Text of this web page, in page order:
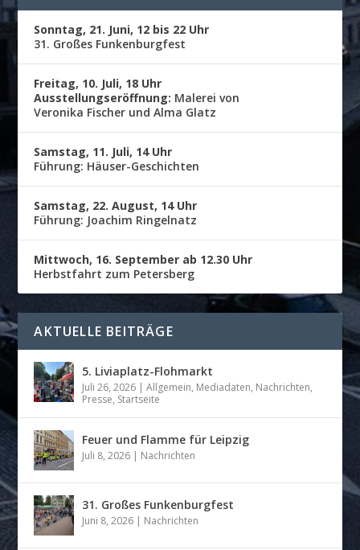
Sonntag, 21. Juni, 12 bis 22 Uhr
31. Großes Funkenburgfest
Freitag, 10. Juli, 18 Uhr
Ausstellungseröffnung: Malerei von
Veronika Fischer und Alma Glatz
Samstag, 11. Juli, 14 Uhr
Führung: Häuser-Geschichten
Samstag, 22. August, 14 Uhr
Führung: Joachim Ringelnatz
Mittwoch, 16. September ab 12.30 Uhr
Herbstfahrt zum Petersberg
AKTUELLE BEITRÄGE
5. Liviaplatz-Flohmarkt
Juli 26, 2026 |Allgemein, Mediadaten, Nachrichten,
Presse, Startseite
Feuer und Flamme für Leipzig
Juli 8, 2026 | Nachrichten
31. Großes Funkenburgfest
Juni 8, 2026 | Nachrichten